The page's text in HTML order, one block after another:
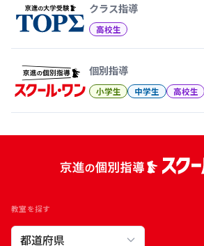
クラス指導
高校生
個別指導
小学生 中学生 高校生
教室を探す